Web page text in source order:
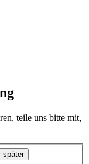
teile uns bitte mit,